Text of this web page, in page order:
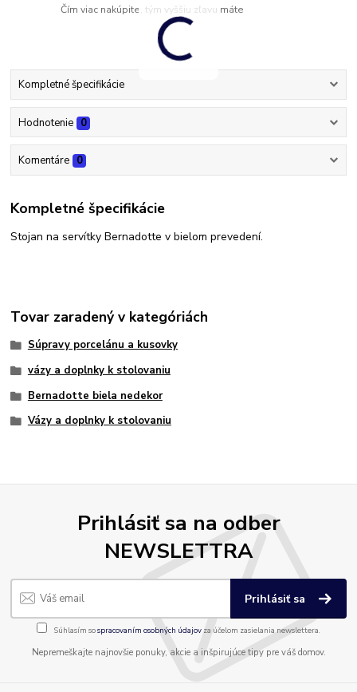
Čím viac nakúpite, tým vyššiu zľavu máte
Kompletné špecifikácie
Hodnotenie 0
Komentáre 0
Kompletné špecifikácie
Stojan na servítky Bernadotte v bielom prevedení.
Tovar zaradený v kategóriách
Súpravy porcelánu a kusovky
vázy a doplnky k stolovaniu
Bernadotte biela nedekor
Vázy a doplnky k stolovaniu
Prihlásiť sa na odber
NEWSLETTRA
Prihlásiť sa
Súhlasím sospracovaním osobných údajov za účelom zasielania newslettera.
Nepremeškajte najnovšie ponuky, akcie a inšpirujúce tipy pre váš domov.